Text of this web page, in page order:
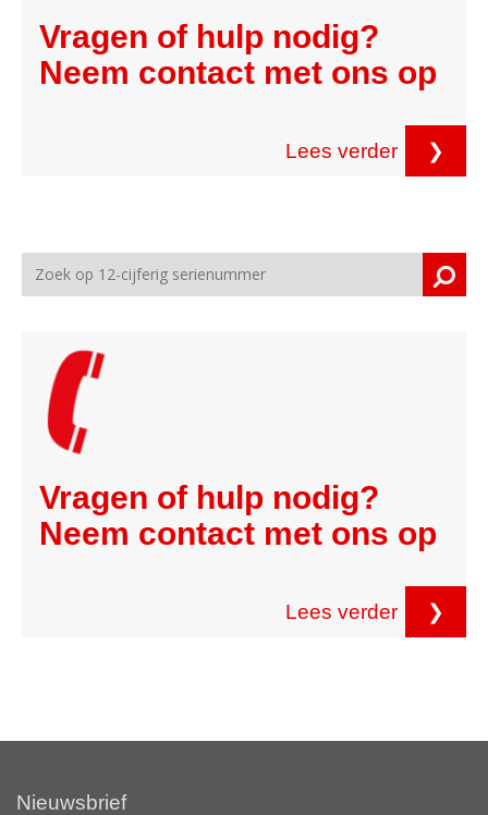
Vragen of hulp nodig?
Neem contact met ons op
Lees verder ❯
Vragen of hulp nodig?
Neem contact met ons op
Lees verder ❯
Nieuwsbrief